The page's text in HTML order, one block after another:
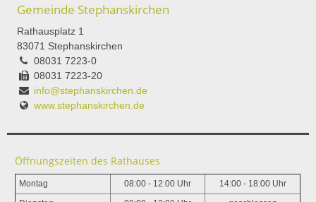
Gemeinde Stephanskirchen
Rathausplatz 1
83071 Stephanskirchen
08031 7223-0
08031 7223-20
info@stephanskirchen.de
www.stephanskirchen.de
Öffnungszeiten des Rathauses
Montag 08:00 - 12:00 Uhr 14:00 - 18:00 Uhr